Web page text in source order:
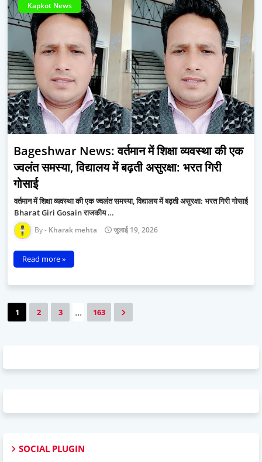
Kapkot News
Bageshwar News: वर्तमान में शिक्षा व्यवस्था की एक
ज्वलंत समस्या, विद्यालय में बढ़ती असुरक्षा: भरत गिरी
गोसाई
वर्तमान में शिक्षा व्यवस्था की एक ज्वलंत समस्या, विद्यालय में बढ़ती असुरक्षा: भरत गिरी गोसाई
Bharat Giri Gosain राजकीय …
Kharak mehta जुलाई 19, 2026
Read more »
1 2 3 ... 163
SOCIAL PLUGIN